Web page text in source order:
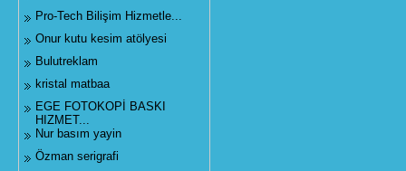
Pro-Tech Bilişim Hizmetle...
Onur kutu kesim atölyesi
Bulutreklam
kristal matbaa
EGE FOTOKOPİ BASKI
HIZMET...
Nur basım yayin
Özman serigrafi